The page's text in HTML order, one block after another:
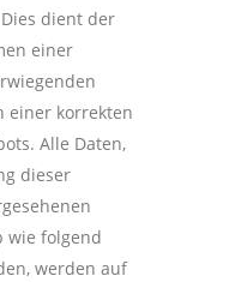
dient der
einer
einer korrekten
Alle Daten,
dieser
wie folgend
werden auf